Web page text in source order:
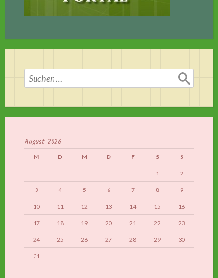
Suchen
nach:
August 2026
M D M D F S S
1 2
3 4 5 6 7 8 9
10 11 12 13 14 15 16
17 18 19 20 21 22 23
24 25 26 27 28 29 30
31